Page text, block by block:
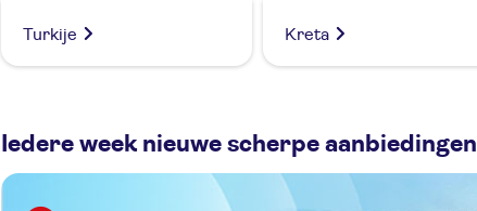
Turkije Kreta
Iedere week nieuwe scherpe aanbiedingen